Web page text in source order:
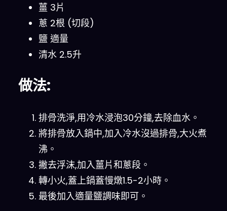
薑 3片
蔥 2根 (切段)
鹽 適量
清水 2.5升
做法:
排骨洗淨,用冷水浸泡30分鐘,去除血水。
將排骨放入鍋中,加入冷水沒過排骨,大火煮
沸。
撇去浮沫,加入薑片和蔥段。
轉小火,蓋上鍋蓋慢燉1.5-2小時。
最後加入適量鹽調味即可。